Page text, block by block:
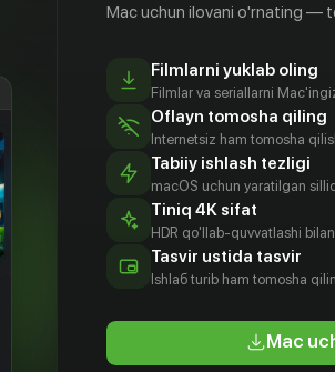
18 +
не узнает Даль-ли
Obuna
Mac uchun ilovani o'rnating —
Filmlarni yuklab oling
Filmlar va seriallarni
Oflayn tomosha qiling
Internetsiz ham tomosha
Tabiiy ishlash tezligi
macOS uchun yaratilgan
Tiniq 4K sifat
HDR qo'llab-quvvatlashi
Tasvir ustida tasvir
Ishlаб turib ham tomosha
Mac